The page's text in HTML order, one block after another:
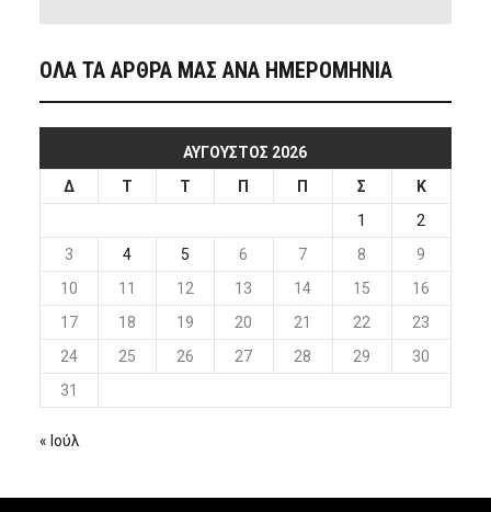
ΟΛΑ ΤΑ ΑΡΘΡΑ ΜΑΣ ΑΝΑ ΗΜΕΡΟΜΗΝΙΑ
ΑΎΓΟΥΣΤΟΣ 2026
Δ
Τ Τ Π Π Σ
Κ
1
2
3
4 5 6 7 8
9
10
11 12 13 14 15
16
17
18 19 20 21 22
23
24
25 26 27 28 29
30
31
« Ιούλ